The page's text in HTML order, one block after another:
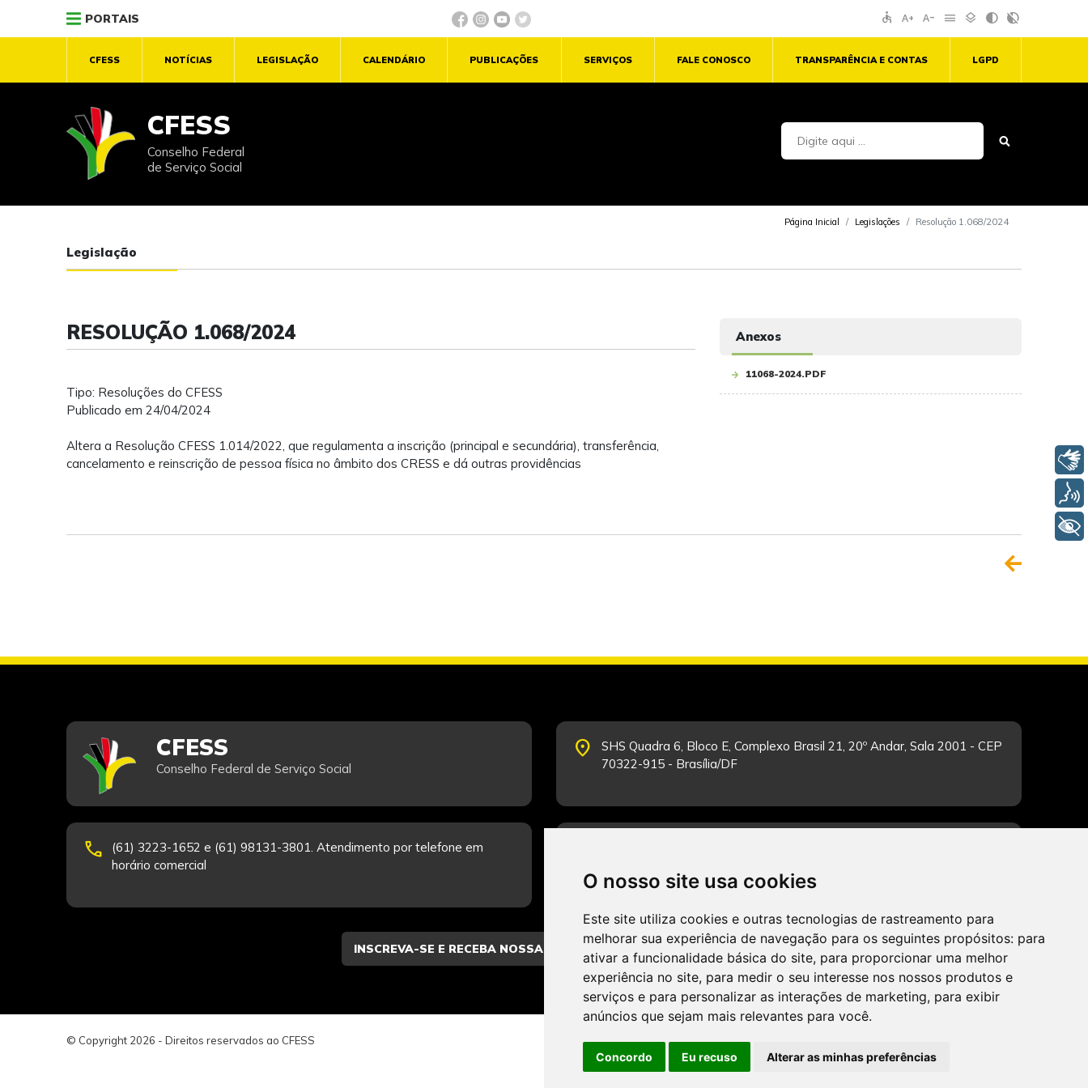
O nosso site usa cookies
Este site utiliza cookies e outras tecnologias de rastreamento para
melhorar sua experiência de navegação para os seguintes propósitos: para
ativar a funcionalidade básica do site, para proporcionar uma melhor
experiência no site, para medir o seu interesse nos nossos produtos e
serviços e para personalizar as interações de marketing, para exibir
anúncios que sejam mais relevantes para você.
Concordo Eu recuso Alterar as minhas preferências
PORTAIS accessible text_increase text_decrease menu layers contrast contrast_rtl_off
CFESS NOTÍCIAS LEGISLAÇÃO CALENDÁRIO PUBLICAÇÕES SERVIÇOS FALE CONOSCO TRANSPARÊNCIA E CONTAS LGPD
CFESS
Conselho Federal
de Serviço Social
Página Inicial Legislações Resolução 1.068/2024
Legislação
RESOLUÇÃO 1.068/2024
Tipo: Resoluções do CFESS
Publicado em 24/04/2024
Altera a Resolução CFESS 1.014/2022, que regulamenta a inscrição (principal e secundária), transferência,
cancelamento e reinscrição de pessoa física no âmbito dos CRESS e dá outras providências
Anexos
11068-2024.PDF
CFESS
Conselho Federal de Serviço Social
place
SHS Quadra 6, Bloco E, Complexo Brasil 21, 20º Andar, Sala 2001 - CEP
70322-915 - Brasília/DF
phone
(61) 3223-1652 e (61) 98131-3801. Atendimento por telefone em
horário comercial
CADASTRAR
© Copyright 2026 - Direitos reservados ao CFESS